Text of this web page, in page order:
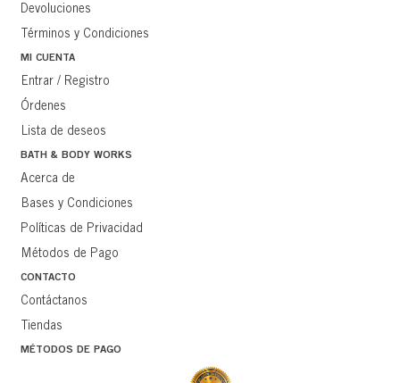
Devoluciones
Términos y Condiciones
MI CUENTA
Entrar / Registro
Órdenes
Lista de deseos
BATH & BODY WORKS
Acerca de
Bases y Condiciones
Políticas de Privacidad
Métodos de Pago
CONTACTO
Contáctanos
Tiendas
MÉTODOS DE PAGO